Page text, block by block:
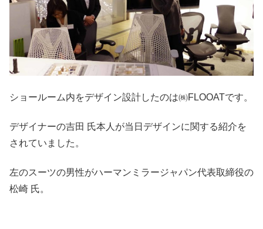
ショールーム内をデザイン設計したのは㈱FLOOATです。
デザイナーの吉田 氏本人が当日デザインに関する紹介を
されていました。
左のスーツの男性がハーマンミラージャパン代表取締役の
松崎 氏。